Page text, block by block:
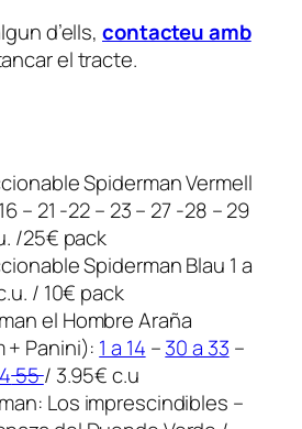
d’ells, contacteu amb
el tracte.
Spiderman Vermell
– 21 -22 – 23 – 27 -28 – 29
/25€ pack
Spiderman Blau 1 a
/ 10€ pack
el Hombre Araña
+ Panini): 1 a 14 –30 a 33 –
55/ 3.95€ c.u
Los imprescindibles –